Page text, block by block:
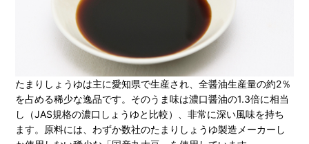
たまりしょうゆは主に愛知県で生産され、全醤油生産量の約2％
を占める稀少な逸品です。そのうま味は濃口醤油の1.3倍に相当
し（JAS規格の濃口しょうゆと比較）、非常に深い風味を持ち
ます。原料には、わずか数社のたまりしょうゆ製造メーカーし